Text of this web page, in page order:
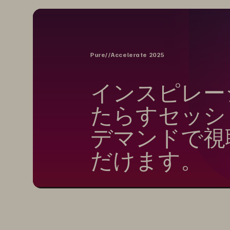
Pure//Accelerate 2025
インスピレ
たらすセッ
デマンドで
だけます。